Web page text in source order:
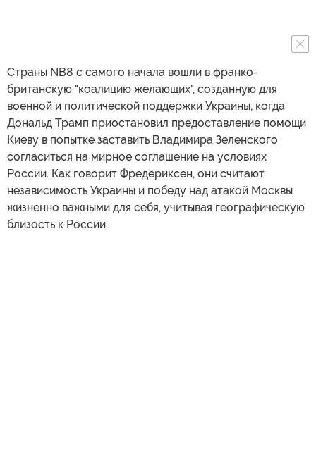
Страны NB8 с самого начала вошли в франко-
британскую "коалицию желающих", созданную для
военной и политической поддержки Украины, когда
Дональд Трамп приостановил предоставление помощи
Киеву в попытке заставить Владимира Зеленского
согласиться на мирное соглашение на условиях
России. Как говорит Фредериксен, они считают
независимость Украины и победу над атакой Москвы
жизненно важными для себя, учитывая географическую
близость к России.